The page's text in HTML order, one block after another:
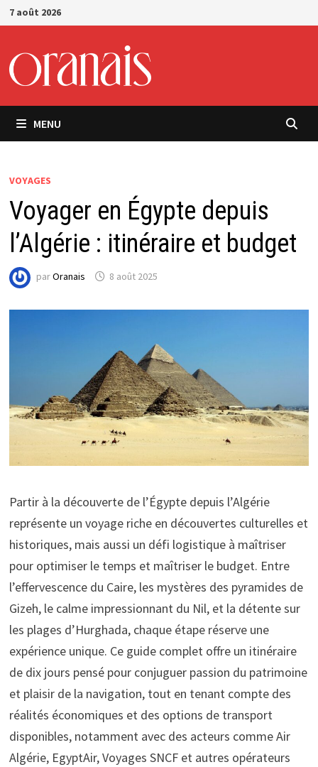
Passer
au
7 août 2026
MENU
VOYAGES
Voyager en Égypte depuis
l’Algérie : itinéraire et budget
parOranais 8 août 2025
Partir à la découverte de l’Égypte depuis l’Algérie
représente un voyage riche en découvertes culturelles et
historiques, mais aussi un défi logistique à maîtriser
pour optimiser le temps et maîtriser le budget. Entre
l’effervescence du Caire, les mystères des pyramides de
Gizeh, le calme impressionnant du Nil, et la détente sur
les plages d’Hurghada, chaque étape réserve une
expérience unique. Ce guide complet offre un itinéraire
de dix jours pensé pour conjuguer passion du patrimoine
et plaisir de la navigation, tout en tenant compte des
réalités économiques et des options de transport
disponibles, notamment avec des acteurs comme Air
Algérie, EgyptAir, Voyages SNCF et autres opérateurs